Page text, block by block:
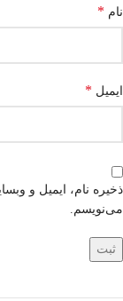
نام *
ایمیل *
ذخیره نام، ایمیل و
می‌نویسم.